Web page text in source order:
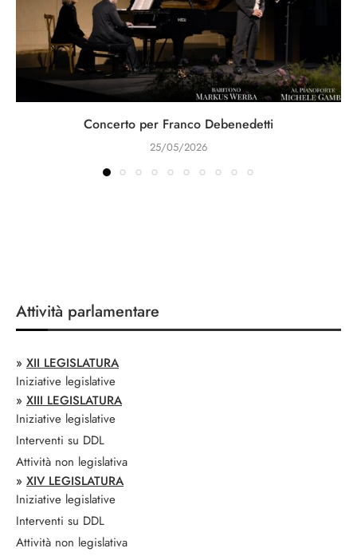
Concerto per Franco Debenedetti
25/05/2026
Attività parlamentare
» XII LEGISLATURA
Iniziative legislative
» XIII LEGISLATURA
Iniziative legislative
Interventi su DDL
Attività non legislativa
» XIV LEGISLATURA
Iniziative legislative
Interventi su DDL
Attività non legislativa